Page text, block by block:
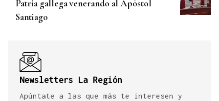
Patria gallega venerando al Apóstol
Santiago
Newsletters La Región
Apúntate a las que más te interesen y